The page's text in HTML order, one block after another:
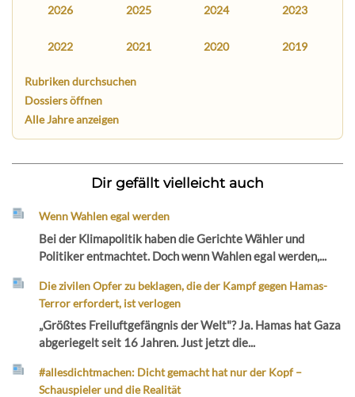
2026 2025 2024 2023
2022 2021 2020 2019
Rubriken durchsuchen
Dossiers öffnen
Alle Jahre anzeigen
Dir gefällt vielleicht auch
Wenn Wahlen egal werden
Bei der Klimapolitik haben die Gerichte Wähler und
Politiker entmachtet. Doch wenn Wahlen egal werden,...
Die zivilen Opfer zu beklagen, die der Kampf gegen Hamas-
Terror erfordert, ist verlogen
„Größtes Freiluftgefängnis der Welt"? Ja. Hamas hat Gaza
abgeriegelt seit 16 Jahren. Just jetzt die...
#allesdichtmachen: Dicht gemacht hat nur der Kopf –
Schauspieler und die Realität